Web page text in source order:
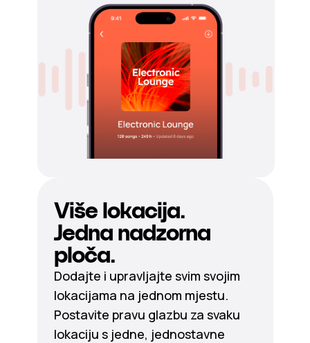
Više lokacija.
Jedna nadzorna
ploča.
Dodajte i upravljajte svim svojim
lokacijama na jednom mjestu.
Postavite pravu glazbu za svaku
lokaciju s jedne, jednostavne